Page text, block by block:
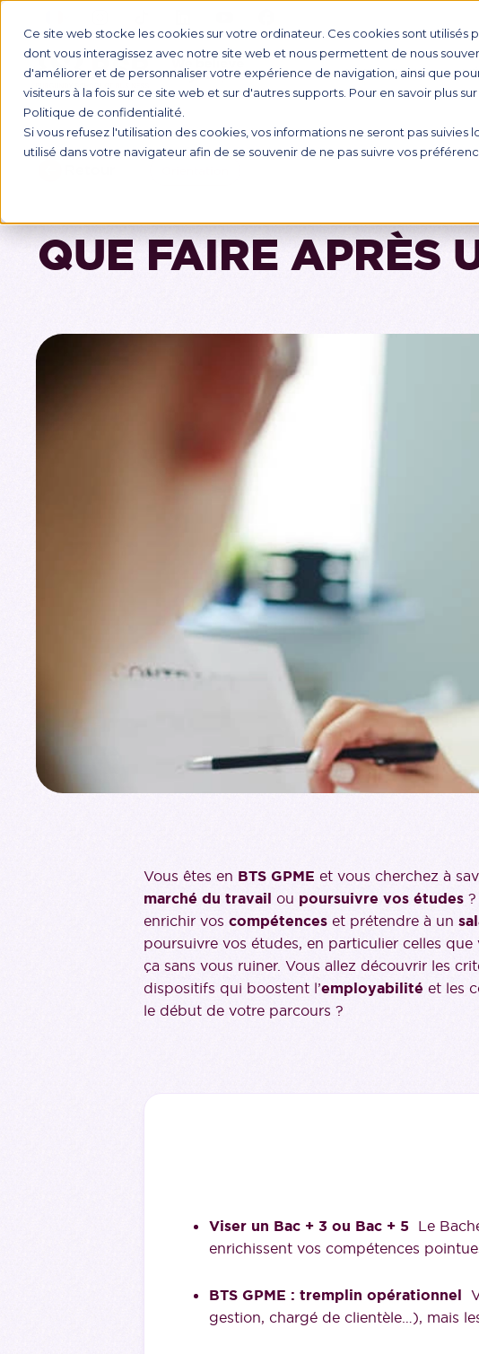
Ce site web stocke les cookies sur votre ordinateur. Ces cookies sont utilisés
dont vous interagissez avec notre site web et nous permettent de nous
d'améliorer et de personnaliser votre expérience de navigation, ainsi que
visiteurs à la fois sur ce site web et sur d'autres supports. Pour en savoir plus
Politique de confidentialité.
Si vous refusez l'utilisation des cookies, vos informations ne seront pas suivies
utilisé dans votre navigateur afin de se souvenir de ne pas suivre vos
FORMATIONS
QUE FAIRE APRÈS
Vous êtes en BTS GPME et vous cherchez à
marché du travail ou poursuivre vos études
enrichir vos compétences et prétendre à un
poursuivre vos études, en particulier celles
ça sans vous ruiner. Vous allez découvrir les
dispositifs qui boostent l’employabilité et les
le début de votre parcours ?
Viser un Bac + 3 ou Bac + 5 Le
enrichissent vos compétences
BTS GPME : tremplin opérationnel
gestion, chargé de clientèle…), mais